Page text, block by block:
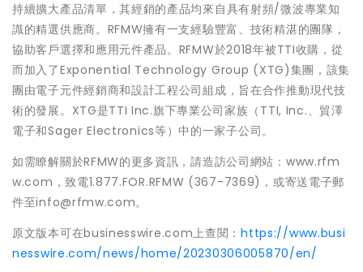
持續擴大產品清單，其經銷的產品均來自具有射頻/微波專業知
識的精選供應商。RFMW擁有一支經驗豐富、技術精湛的團隊，
協助客戶選擇和應用元件產品。RFMW於2018年被TTI收購，從
而加入了Exponential Technology Group (XTG)集團，該集
團由電子元件經銷商和設計工程公司組成，旨在合作推動現代技
術的發展。XTG是TTI Inc.旗下專業公司家族（TTI, Inc.、貿澤
電子和Sager Electronics等）中的一家子公司。
如需瞭解關於RFMW的更多資訊，請造訪公司網站：www.rfm
w.com，致電1.877.FOR.RFMW (367-7369)，或寄送電子郵
件至info@rfmw.com。
原文版本可在businesswire.com上查閱：https://www.busi
nesswire.com/news/home/20230306005870/en/